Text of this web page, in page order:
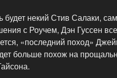
будет некий Стив Салаки,
с Роучем, Дэн Гуссен
«последний поход»
больше похож на